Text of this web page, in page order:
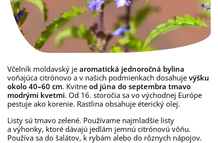
Včelník moldavský je aromatická jednoročná bylina
voňajúca citrónovo a v našich podmienkach dosahuje výšku
okolo 40–60 cm. Kvitne od júna do septembra tmavo
modrými kvetmi. Od 16. storočia sa vo východnej Európe
pestuje ako korenie. Rastlina obsahuje éterický olej.
Listy sú tmavo zelené. Používame najmladšie listy
a výhonky, ktoré dávajú jedlám jemnú citrónovú vôňu.
Používa sa do šalátov, k rybám alebo do rôznych nápojov.